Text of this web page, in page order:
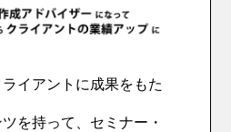
イアントに成果をもた
を持って、セミナー・